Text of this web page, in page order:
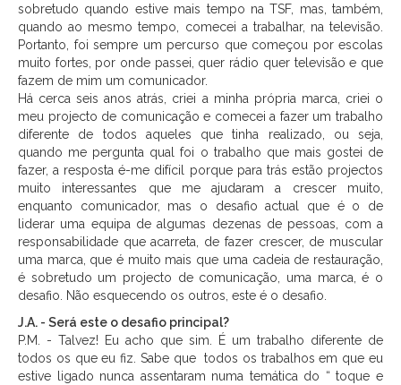
sobretudo quando estive mais tempo na TSF, mas, também,
quando ao mesmo tempo, comecei a trabalhar, na televisão.
Portanto, foi sempre um percurso que começou por escolas
muito fortes, por onde passei, quer rádio quer televisão e que
fazem de mim um comunicador.
Há cerca seis anos atrás, criei a minha própria marca, criei o
meu projecto de comunicação e comecei a fazer um trabalho
diferente de todos aqueles que tinha realizado, ou seja,
quando me pergunta qual foi o trabalho que mais gostei de
fazer, a resposta é-me difícil porque para trás estão projectos
muito interessantes que me ajudaram a crescer muito,
enquanto comunicador, mas o desafio actual que é o de
liderar uma equipa de algumas dezenas de pessoas, com a
responsabilidade que acarreta, de fazer crescer, de muscular
uma marca, que é muito mais que uma cadeia de restauração,
é sobretudo um projecto de comunicação, uma marca, é o
desafio. Não esquecendo os outros, este é o desafio.
J.A. - Será este o desafio principal?
P.M. - Talvez! Eu acho que sim. É um trabalho diferente de
todos os que eu fiz. Sabe que todos os trabalhos em que eu
estive ligado nunca assentaram numa temática do “ toque e